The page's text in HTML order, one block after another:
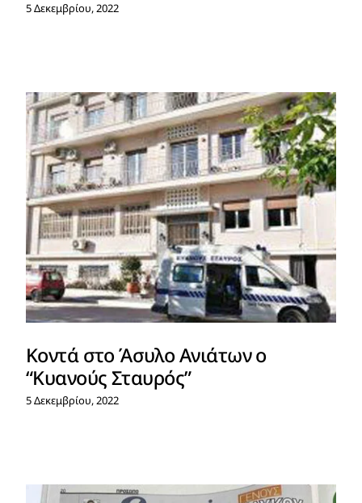
5 Δεκεμβρίου, 2022
Κοντά στο Άσυλο Ανιάτων ο
“Κυανούς Σταυρός”
5 Δεκεμβρίου, 2022